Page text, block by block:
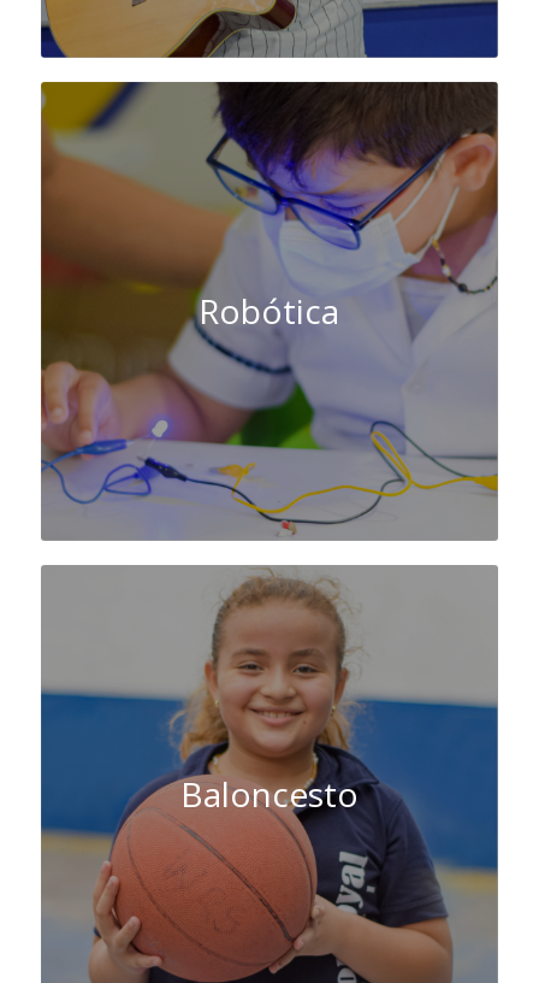
Robótica
Baloncesto